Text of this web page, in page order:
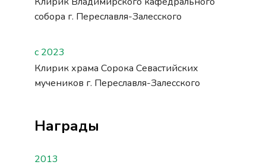
собора г. Переславля-Залесского
с 2023
Клирик храма Сорока Севастийских
мучеников г. Переславля-Залесского
Награды
2013